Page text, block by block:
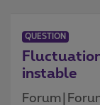
QUESTION
instable